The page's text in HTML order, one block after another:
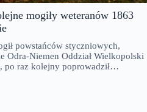
mogiły weteranów 1863
powstańców styczniowych,
Odra-Niemen Oddział Wielkopolski
po raz kolejny poprowadził…